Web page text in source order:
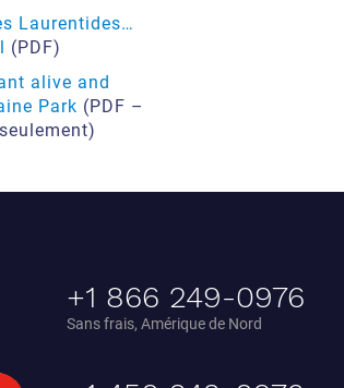
Laurentides…
(PDF)
alive and
Park (PDF –
+1 866 249-0976
Sans frais, Amérique de Nord